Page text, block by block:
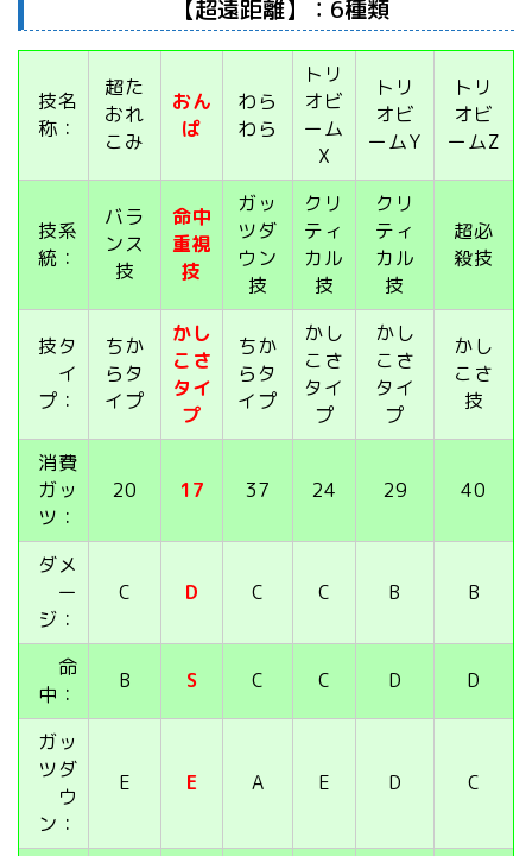
【超遠距離】：6種類
技名
称：
超た
おれ
こみ
おん
ぱ
わら
わら
トリ
オビ
ーム
X
トリ
オビ
ームY
トリ
オビ
ームZ
技系
統：
バラ
ンス
技
命中
重視
技
ガッ
ツダ
ウン
技
クリ
ティ
カル
技
クリ
ティ
カル
技
超必
殺技
技タ
イ
プ：
ちか
らタ
イプ
かし
こさ
タイ
プ
ちか
らタ
イプ
かし
こさ
タイ
プ
かし
こさ
タイ
プ
かし
こさ
技
消費
ガッ
ツ：
20 17 37 24 29 40
ダメ
ー
ジ：
C D C C B B
命
中：
B S C C D D
ガッ
ツダ
ウ
ン：
E E A E D C